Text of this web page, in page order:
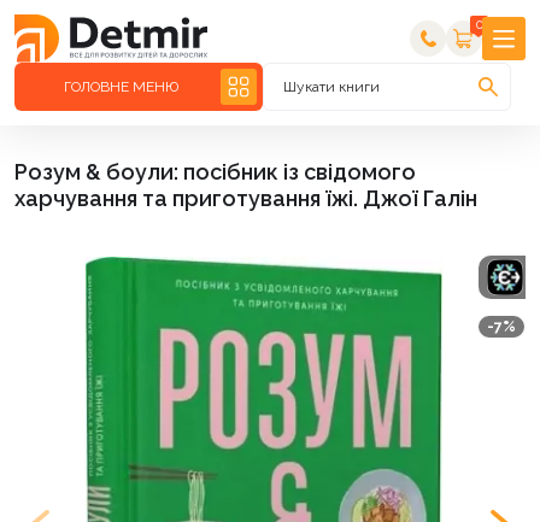
0
ГОЛОВНЕ МЕНЮ Шукати книги
Розум & боули: посібник із свідомого
харчування та приготування їжі. Джої Галін
-7%